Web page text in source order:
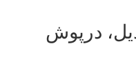
درپوش